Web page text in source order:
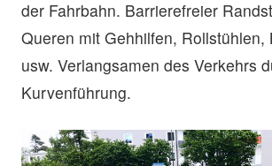
der Fahrbahn. Barrierefreier
Queren mit Gehhilfen, Rollstühlen,
usw. Verlangsamen des Verkehrs
Kurvenführung.